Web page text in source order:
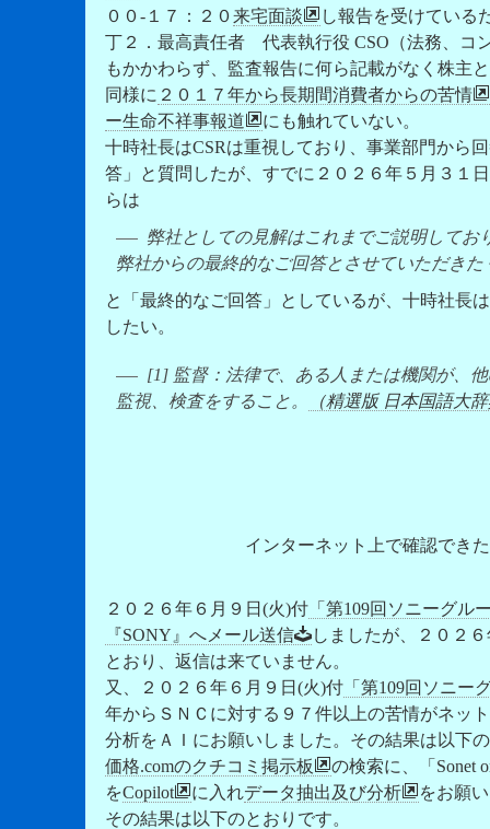
００-１７：２０来宅面談
し報告を受けている
丁２．最高責任者 代表執行役 CSO（法務、コ
もかかわらず、 監査報告に何ら記載がなく 株主
同様に ２０１７年から長期間消費者からの苦情
ー生命不祥事報道
にも触れていない。
十時社長はCSRは重視しており、事業部門から
答」と質問したが、すでに２０２６年５月３１
らは
弊社としての見解はこれまでご説明して
弊社からの最終的なご回答とさせていただきた
と「最終的なご回答」としているが、十時社長
したい。
[1] 監督：法律で、ある人または機関が、
監視、検査をすること。
（精選版 日本国語大
インターネット上で確認でき
２０２６年６月９日(火)付「第109回ソニーグル
『SONY』へメール送信
しましたが、２０２
とおり、返信は来ていません。
又、２０２６年６月９日(火)付「第109回ソニー
年からＳＮＣに対する９７件以上の苦情がネッ
分析をＡＩにお願いしました。その結果は以下
価格.comのクチコミ掲示板
の検索に、「Sonet
をCopilot に入れデータ抽出及び分析
をお願
その結果は以下のとおりです。